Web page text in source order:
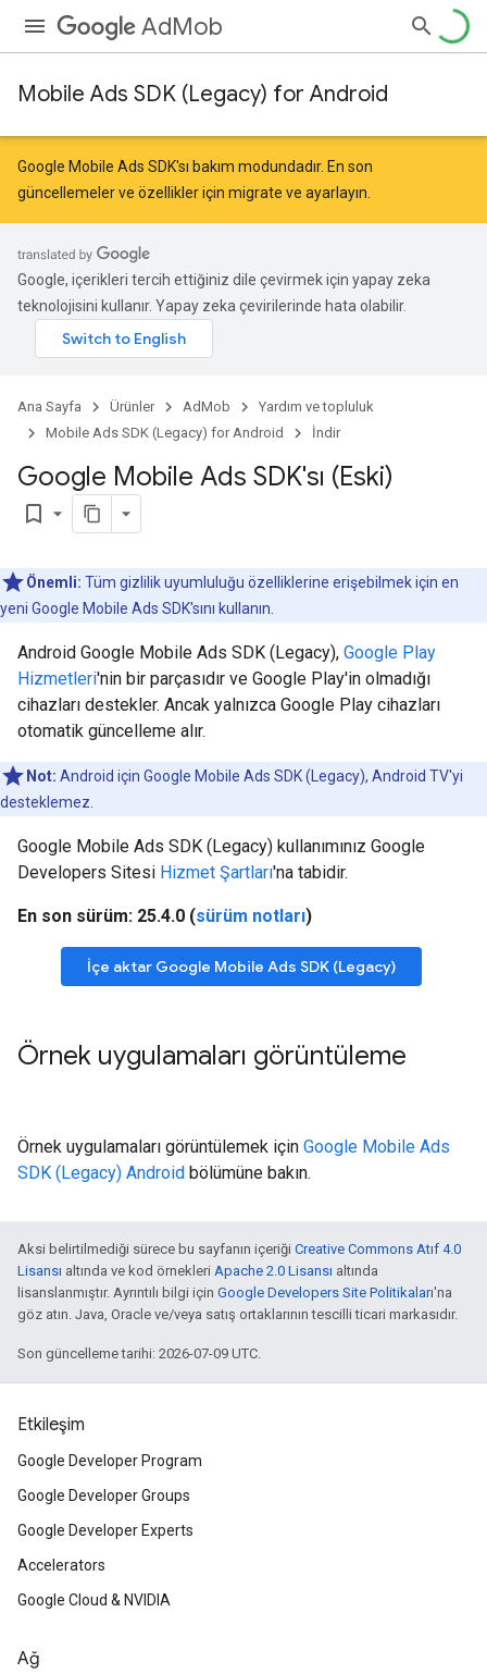
AdMob
Mobile Ads SDK (Legacy) for Android
Google Mobile Ads SDK'sı bakım modundadır. En son
güncellemeler ve özellikler için migrate ve ayarlayın
Google, içerikleri tercih ettiğiniz dile çevirmek için yapay zeka
teknolojisini kullanır. Yapay zeka çevirilerinde hata olabilir.
Ana Sayfa Ürünler AdMob
Yardım ve topluluk
Mobile Ads SDK (Legacy) for Android
İndir
Google Mobile Ads SDK'sı (Eski)
bookmark_border
Önemli: Tüm gizlilik uyumluluğu özelliklerine erişebilmek için en
yeni Google Mobile Ads SDK'sını kullanın.
Android Google Mobile Ads SDK (Legacy), Google Play
Hizmetleri'nin bir parçasıdır ve Google Play'in olmadığı
cihazları destekler. Ancak yalnızca Google Play cihazları
otomatik güncelleme alır.
Not: Android için Google Mobile Ads SDK (Legacy), Android TV'yi
desteklemez.
Google Mobile Ads SDK (Legacy) kullanımınız Google
Developers Sitesi Hizmet Şartları'na tabidir.
En son sürüm: 25.4.0 (sürüm notları)
İçe aktar Google Mobile Ads SDK (Legacy)
Örnek uygulamaları görüntüleme
Örnek uygulamaları görüntülemek için Google Mobile Ads
SDK (Legacy) Android bölümüne bakın.
Aksi belirtilmediği sürece bu sayfanın içeriği Creative Commons Atıf 4.0
Lisansı altında ve kod örnekleri Apache 2.0 Lisansı altında
lisanslanmıştır. Ayrıntılı bilgi için Google Developers Site Politikaları'na
göz atın. Java, Oracle ve/veya satış ortaklarının tescilli ticari markasıdır.
Son güncelleme tarihi: 2026-07-09 UTC.
Etkileşim
Google Developer Program
Google Developer Groups
Google Developer Experts
Accelerators
Google Cloud & NVIDIA
Ağ